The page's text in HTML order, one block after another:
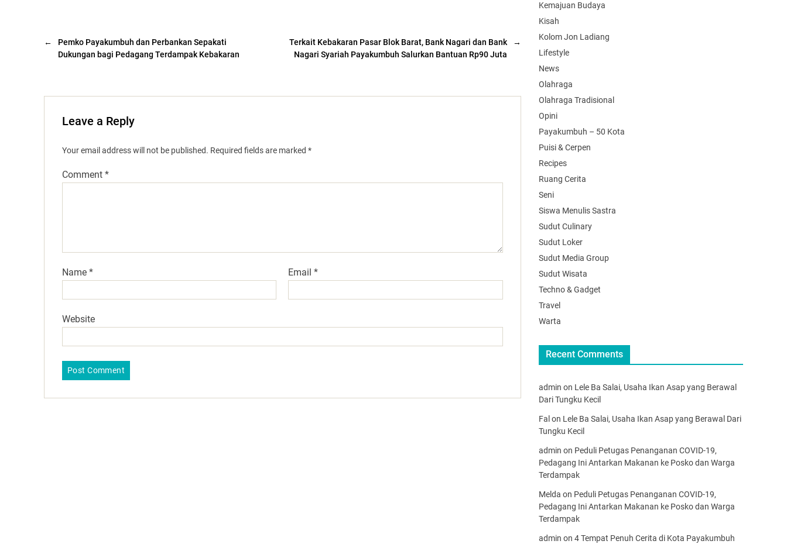
←
Pemko Payakumbuh dan Perbankan Sepakati
Dukungan bagi Pedagang Terdampak Kebakaran
→
Terkait Kebakaran Pasar Blok Barat, Bank Nagari dan Bank
Nagari Syariah Payakumbuh Salurkan Bantuan Rp90 Juta
Leave a Reply
Your email address will not be published. Required fields are marked *
Comment *
Name * Email*
Website
Kemajuan Budaya
Kisah
Kolom Jon Ladiang
Lifestyle
News
Olahraga
Olahraga Tradisional
Opini
Payakumbuh – 50 Kota
Puisi & Cerpen
Recipes
Ruang Cerita
Seni
Siswa Menulis Sastra
Sudut Culinary
Sudut Loker
Sudut Media Group
Sudut Wisata
Techno & Gadget
Travel
Warta
Recent Comments
admin on Lele Ba Salai, Usaha Ikan Asap yang Berawal
Dari Tungku Kecil
Fal on Lele Ba Salai, Usaha Ikan Asap yang Berawal Dari
Tungku Kecil
admin on Peduli Petugas Penanganan COVID-19,
Pedagang Ini Antarkan Makanan ke Posko dan Warga
Terdampak
Melda on Peduli Petugas Penanganan COVID-19,
Pedagang Ini Antarkan Makanan ke Posko dan Warga
Terdampak
admin on 4 Tempat Penuh Cerita di Kota Payakumbuh